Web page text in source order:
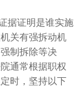
据证明是谁实施
关有强拆动机
制拆除等决
通常根据职权
时，坚持以下